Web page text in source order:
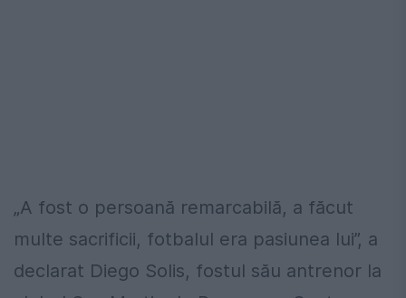
„A fost o persoană remarcabilă, a făcut
multe sacrificii, fotbalul era pasiunea lui”, a
declarat Diego Solis, fostul său antrenor la